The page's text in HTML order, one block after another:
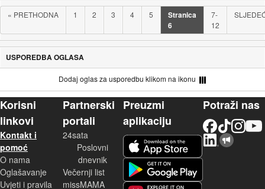
« PRETHODNA 1 2 3 4 5
Stranica
6
7-
12
USPOREDBA OGLASA
Dodaj oglas za usporedbu klikom na ikonu
Korisni
linkovi
Kontakt i
pomoć
O nama
Oglašavanje
Uvjeti i pravila
Partnerski
portali
24sata
Poslovni
dnevnik
Večernji list
missMAMA
Preuzmi
aplikaciju
Potraži nas